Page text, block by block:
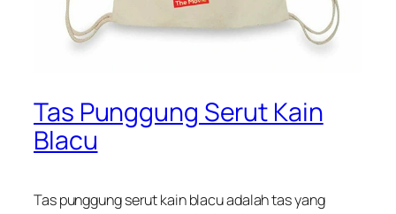
Tas Punggung Serut Kain
Blacu
Tas punggung serut kain blacu adalah tas yang